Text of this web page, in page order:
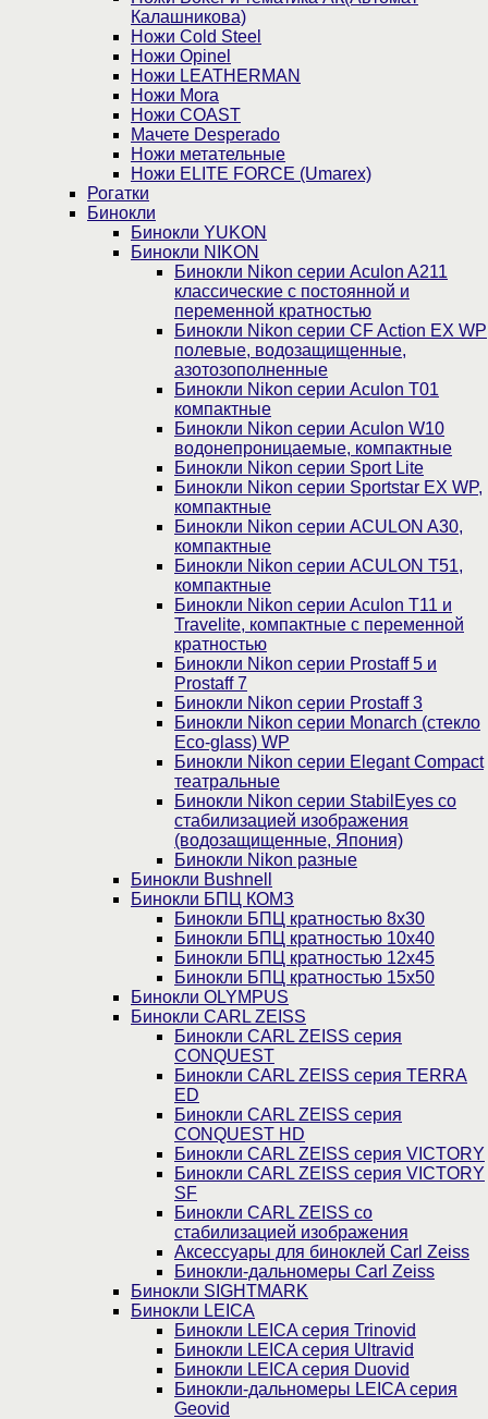
Калашникова)
Ножи Cold Steel
Ножи Opinel
Ножи LEATHERMAN
Ножи Mora
Ножи COAST
Мачете Desperado
Ножи метательные
Ножи ELITE FORCE (Umarex)
Рогатки
Бинокли
Бинокли YUKON
Бинокли NIKON
Бинокли Nikon серии Aculon A211
классические с постоянной и
переменной кратностью
Бинокли Nikon серии СF Action EX WP
полевые, водозащищенные,
азотозополненные
Бинокли Nikon серии Aculon T01
компактные
Бинокли Nikon серии Aculon W10
водонепроницаемые, компактные
Бинокли Nikon серии Sport Lite
Бинокли Nikon серии Sportstar EX WP,
компактные
Бинокли Nikon серии ACULON A30,
компактные
Бинокли Nikon серии ACULON Т51,
компактные
Бинокли Nikon серии Aculon T11 и
Travelite, компактные с переменной
кратностью
Бинокли Nikon серии Prostaff 5 и
Prostaff 7
Бинокли Nikon серии Prostaff 3
Бинокли Nikon серии Monarch (стекло
Eco-glass) WP
Бинокли Nikon серии Elegant Compact
театральные
Бинокли Nikon серии StabilEyes со
стабилизацией изображения
(водозащищенные, Япония)
Бинокли Nikon разные
Бинокли Bushnell
Бинокли БПЦ КОМЗ
Бинокли БПЦ кратностью 8х30
Бинокли БПЦ кратностью 10х40
Бинокли БПЦ кратностью 12х45
Бинокли БПЦ кратностью 15х50
Бинокли OLYMPUS
Бинокли CARL ZEISS
Бинокли CARL ZEISS серия
CONQUEST
Бинокли CARL ZEISS серия TERRA
ED
Бинокли CARL ZEISS серия
CONQUEST HD
Бинокли CARL ZEISS серия VICTORY
Бинокли CARL ZEISS серия VICTORY
SF
Бинокли CARL ZEISS со
стабилизацией изображения
Аксессуары для биноклей Carl Zeiss
Бинокли-дальномеры Carl Zeiss
Бинокли SIGHTMARK
Бинокли LEICA
Бинокли LEICA серия Trinovid
Бинокли LEICA серия Ultravid
Бинокли LEICA серия Duovid
Бинокли-дальномеры LEICA серия
Geovid